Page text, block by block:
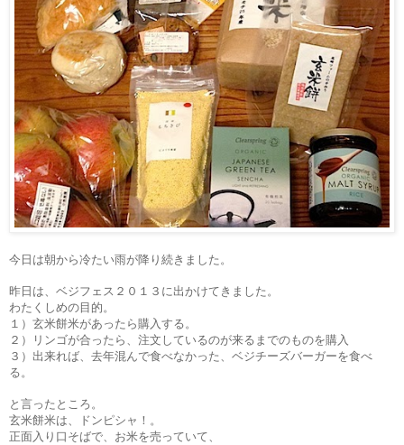
今日は朝から冷たい雨が降り続きました。
昨日は、ベジフェス２０１３に出かけてきました。
わたくしめの目的。
１）玄米餅米があったら購入する。
２）リンゴが合ったら、注文しているのが来るまでのものを購入
３）出来れば、去年混んで食べなかった、ベジチーズバーガーを食べ
る。
と言ったところ。
玄米餅米は、ドンピシャ！。
正面入り口そばで、お米を売っていて、